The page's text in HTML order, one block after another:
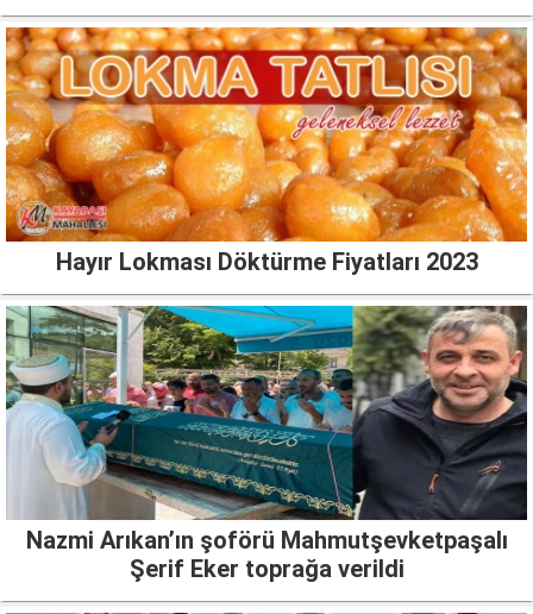
Hayır Lokması Döktürme Fiyatları 2023
Nazmi Arıkan’ın şoförü Mahmutşevketpaşalı
Şerif Eker toprağa verildi